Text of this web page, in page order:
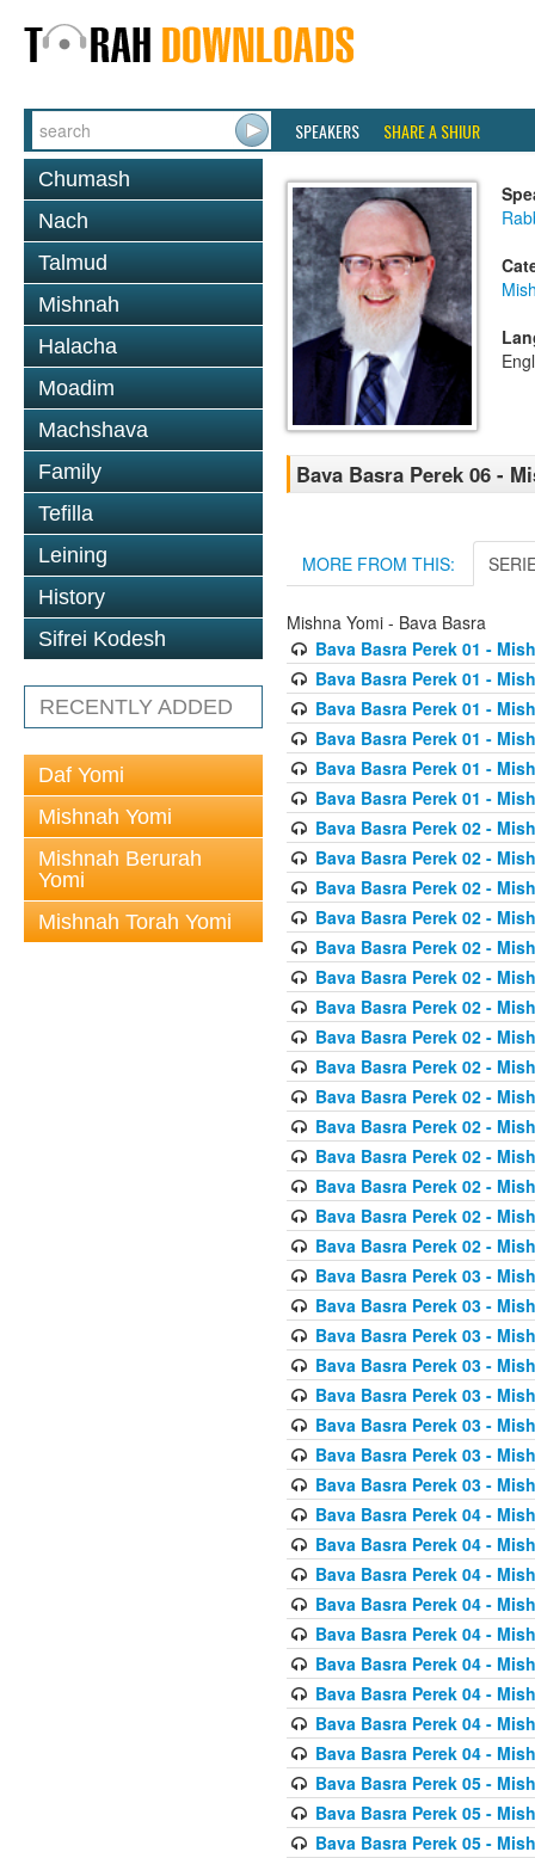
SPEAKERS SHARE A SHIUR
Chumash
Nach
Talmud
Mishnah
Halacha
Moadim
Machshava
Family
Tefilla
Leining
History
Sifrei Kodesh
RECENTLY ADDED
Daf Yomi
Mishnah Yomi
Mishnah Berurah
Yomi
Mishnah Torah Yomi
Bava Basra Perek 06 -
MORE FROM THIS:
Mishna Yomi - Bava Basra
Bava Basra Perek 01 -
Bava Basra Perek 01 -
Bava Basra Perek 01 -
Bava Basra Perek 01 -
Bava Basra Perek 01 -
Bava Basra Perek 01 -
Bava Basra Perek 02 -
Bava Basra Perek 02 -
Bava Basra Perek 02 -
Bava Basra Perek 02 -
Bava Basra Perek 02 -
Bava Basra Perek 02 -
Bava Basra Perek 02 -
Bava Basra Perek 02 -
Bava Basra Perek 02 -
Bava Basra Perek 02 -
Bava Basra Perek 02 -
Bava Basra Perek 02 -
Bava Basra Perek 02 -
Bava Basra Perek 02 -
Bava Basra Perek 02 -
Bava Basra Perek 03 -
Bava Basra Perek 03 -
Bava Basra Perek 03 -
Bava Basra Perek 03 -
Bava Basra Perek 03 -
Bava Basra Perek 03 -
Bava Basra Perek 03 -
Bava Basra Perek 03 -
Bava Basra Perek 04 -
Bava Basra Perek 04 -
Bava Basra Perek 04 -
Bava Basra Perek 04 -
Bava Basra Perek 04 -
Bava Basra Perek 04 -
Bava Basra Perek 04 -
Bava Basra Perek 04 -
Bava Basra Perek 04 -
Bava Basra Perek 05 -
Bava Basra Perek 05 -
Bava Basra Perek 05 -